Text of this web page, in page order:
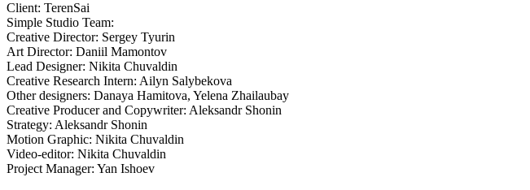
Client: TerenSai
Simple Studio Team:
Creative Director: Sergey Tyurin
Art Director: Daniil Mamontov
Lead Designer: Nikita Chuvaldin
Creative Research Intern: Ailyn Salybekova
Other designers: Danaya Hamitova, Yelena Zhailaubay
Creative Producer and Copywriter: Aleksandr Shonin
Strategy: Aleksandr Shonin
Motion Graphic: Nikita Chuvaldin
Video-editor: Nikita Chuvaldin
Project Manager: Yan Ishoev